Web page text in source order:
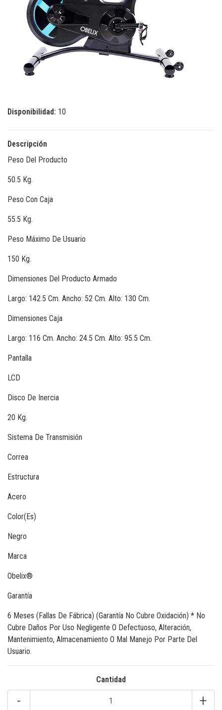
Disponibilidad: 10
Descripción
Peso Del Producto
50.5 Kg.
Peso Con Caja
55.5 Kg.
Peso Máximo De Usuario
150 Kg.
Dimensiones Del Producto Armado
Largo: 142.5 Cm. Ancho: 52 Cm. Alto: 130 Cm.
Dimensiones Caja
Largo: 116 Cm. Ancho: 24.5 Cm. Alto: 95.5 Cm.
Pantalla
LCD
Disco De Inercia
20 Kg.
Sistema De Transmisión
Correa
Estructura
Acero
Color(Es)
Negro
Marca
Obelix®
Garantía
6 Meses (Fallas De Fábrica) (Garantía No Cubre Oxidación) * No
Cubre Daños Por Uso Negligente O Defectuoso, Alteración,
Mantenimiento, Almacenamiento O Mal Manejo Por Parte Del
Usuario.
Cantidad
+
-